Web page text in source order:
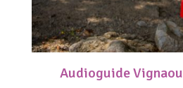
Audioguide Vignaou